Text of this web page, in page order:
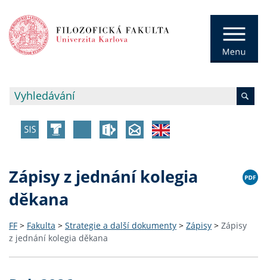
Zápisy z jednání kolegia
děkana
FF > Fakulta > Strategie a další dokumenty > Zápisy > Zápisy
z jednání kolegia děkana